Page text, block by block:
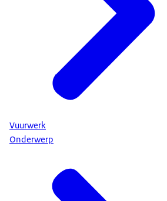
Vuurwerk
Onderwerp